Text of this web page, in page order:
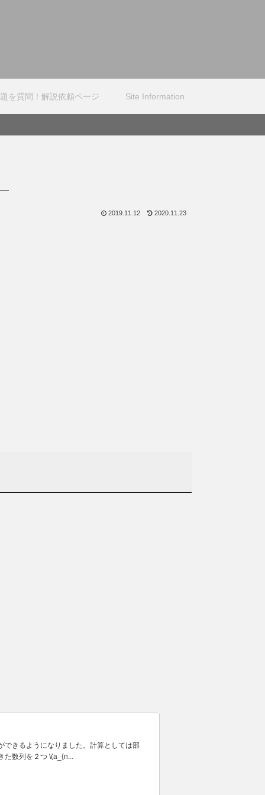
を質問！解説依頼ページ Site Information
2019.11.12 2020.11.23
できるようになりました。計算としては部
た数列を２つ \(a_{n...